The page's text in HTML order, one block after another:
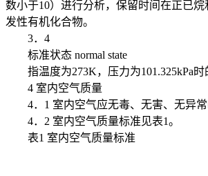
数小于10）进行分析，保留时间在正已
发性有机化合物。
3．4
标准状态 normal state
指温度为273K，压力为101.325kPa时
4 室内空气质量
4．1 室内空气应无毒、无害、无异常
4．2 室内空气质量标准见表1。
表1 室内空气质量标准